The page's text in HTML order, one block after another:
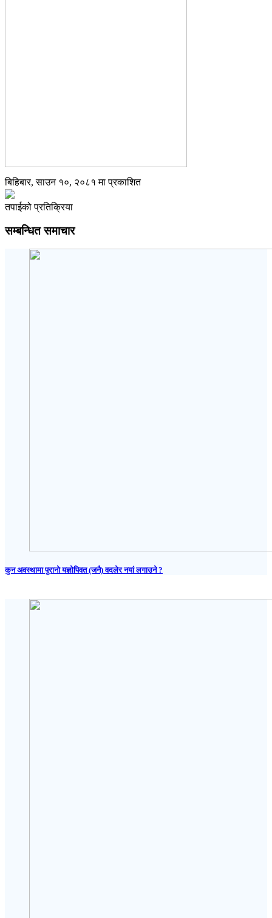
बिहिबार, साउन १०, २०८१ मा प्रकाशित
तपाईको प्रतिक्रिया
सम्बन्धित समाचार
कुन अवस्थामा पुरानो यज्ञोपिवत (जनै) वदलेर नयां लगाउने ?